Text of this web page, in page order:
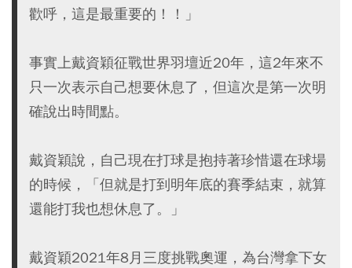
歡呼，這是最重要的！！」
事實上戴資穎征戰世界羽壇近20年，這2年來不
只一次表示自己想要休息了，但這次是第一次明
確說出時間點。
戴資穎說，自己現在打球是抱持著珍惜還在球場
的時候，「但就是打到明年底的賽季結束，就算
還能打我也想休息了。」
戴資穎2021年8月三度挑戰奧運，為台灣拿下女